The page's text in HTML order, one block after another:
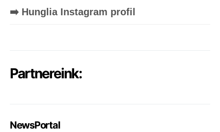
➡️ Hunglia Instagram profil
Partnereink:
NewsPortal